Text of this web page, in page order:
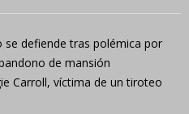
se defiende tras polémica por
de mansión
Carroll, víctima de un tiroteo